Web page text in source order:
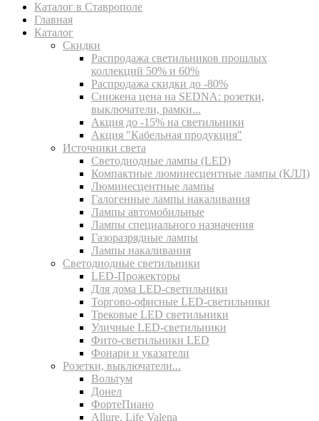
Каталог в Ставрополе
Главная
Каталог
Скидки
Распродажа светильников прошлых
коллекций 50% и 60%
Распродажа скидки до -80%
Cнижена цена на SEDNA: розетки,
выключатели, рамки...
Акция до -15% на светильники
Акция "Кабельная продукция"
Источники света
Светодиодные лампы (LED)
Компактные люминесцентные лампы (КЛЛ)
Люминесцентные лампы
Галогенные лампы накаливания
Лампы автомобильные
Лампы специального назначения
Газоразрядные лампы
Лампы накаливания
Светодиодные светильники
LED-Прожекторы
Для дома LED-светильники
Торгово-офисные LED-светильники
Трековые LED светильники
Уличные LED-светильники
Фито-светильники LED
Фонари и указатели
Розетки, выключатели...
Вольтум
Донел
ФортеПиано
Allure, Life Valena